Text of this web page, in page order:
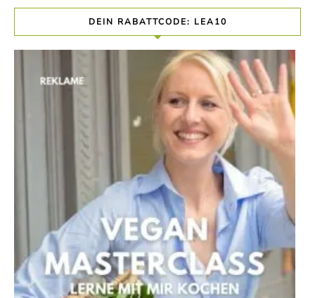
DEIN RABATTCODE: LEA10